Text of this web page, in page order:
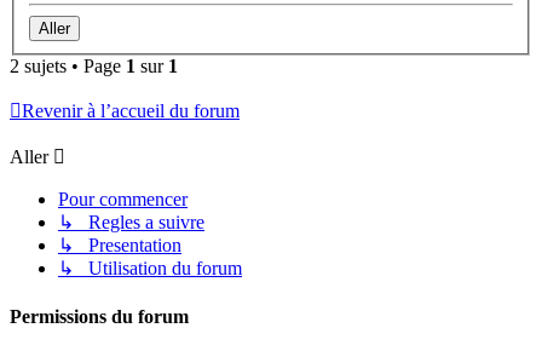
2 sujets • Page 1 sur 1
Revenir à l’accueil du forum
Aller
Pour commencer
↳ Regles a suivre
↳ Presentation
↳ Utilisation du forum
Permissions du forum